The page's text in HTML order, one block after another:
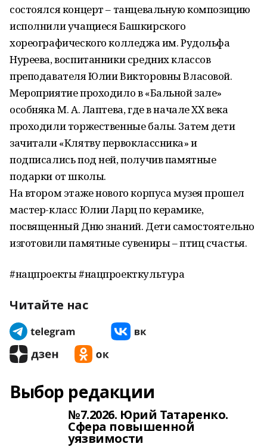
состоялся концерт – танцевальную композицию
исполнили учащиеся Башкирского
хореографического колледжа им. Рудольфа
Нуреева, воспитанники средних классов
преподавателя Юлии Викторовны Власовой.
Мероприятие проходило в «Бальной зале»
особняка М. А. Лаптева, где в начале XX века
проходили торжественные балы. Затем дети
зачитали «Клятву первоклассника» и
подписались под ней, получив памятные
подарки от школы.
На втором этаже нового корпуса музея прошел
мастер-класс Юлии Ларц по керамике,
посвященный Дню знаний. Дети самостоятельно
изготовили памятные сувениры – птиц счастья.
#нацпроекты #нацпроекткультура
Читайте нас
Выбор редакции
№7.2026. Юрий Татаренко.
Сфера повышенной
уязвимости